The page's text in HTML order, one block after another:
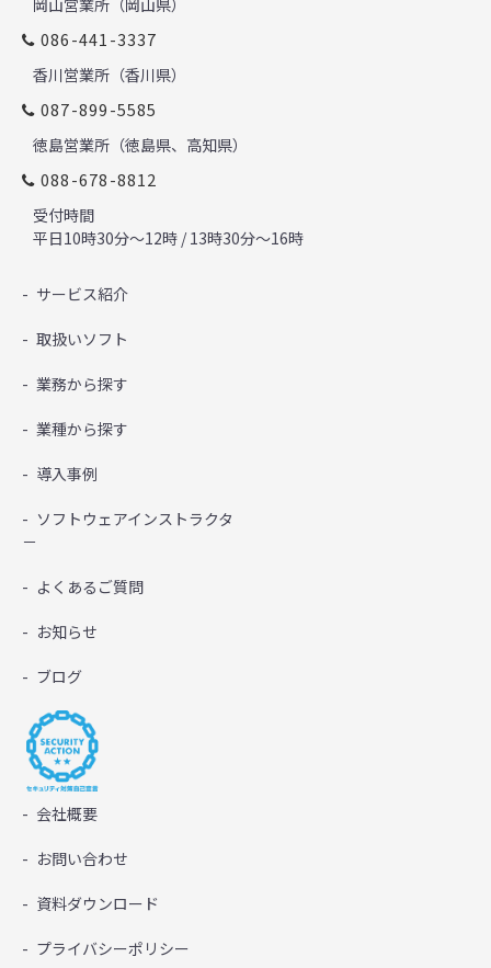
岡山営業所（岡山県）
086-441-3337
香川営業所（香川県）
087-899-5585
徳島営業所（徳島県、高知県）
088-678-8812
受付時間
平日10時30分～12時 / 13時30分～16時
サービス紹介
取扱いソフト
業務から探す
業種から探す
導入事例
ソフトウェアインストラクタ
－
よくあるご質問
お知らせ
ブログ
会社概要
お問い合わせ
資料ダウンロード
プライバシーポリシー